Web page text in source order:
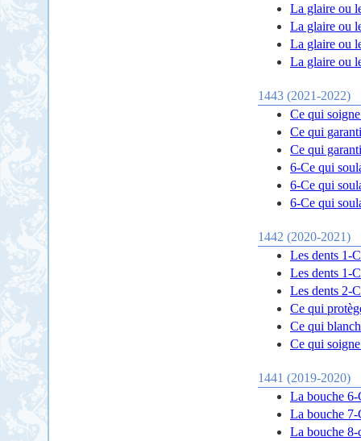
La glaire ou
La glaire ou
La glaire ou
La glaire ou
1443 (2021-2022)
Ce qui
Ce qui
Ce qui
6-Ce qui
6-Ce qui
6-Ce qui
1442 (2020-2021)
Les dents 1-
Les dents 1-
Les dents 2-
Ce qui
Ce qui
Ce qui
1441 (2019-2020)
La bouche 6-
La bouche 7-
La bouche 8-